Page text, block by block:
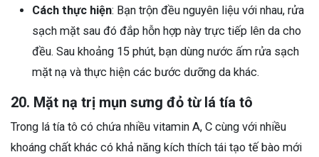
Cách thực hiện: Bạn trộn đều nguyên liệu với nhau, rửa
sạch mặt sau đó đắp hỗn hợp này trực tiếp lên da cho
đều. Sau khoảng 15 phút, bạn dùng nước ấm rửa sạch
mặt nạ và thực hiện các bước dưỡng da khác.
20. Mặt nạ trị mụn sưng đỏ từ lá tía tô
Trong lá tía tô có chứa nhiều vitamin A, C cùng với nhiều
khoáng chất khác có khả năng kích thích tái tạo tế bào mới